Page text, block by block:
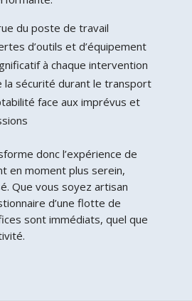
du poste de travail
d’outils et d’équipement
à chaque intervention
la sécurité durant le transport
face aux imprévus et
donc l’expérience de
en moment plus serein,
Que vous soyez artisan
d’une flotte de
sont immédiats, quel que